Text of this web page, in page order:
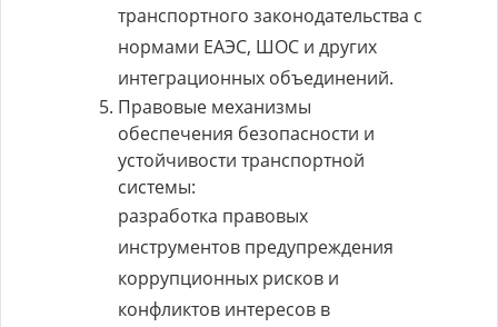
транспортного законодательства с
нормами ЕАЭС, ШОС и других
интеграционных объединений.
Правовые механизмы
обеспечения безопасности и
устойчивости транспортной
системы:
разработка правовых
инструментов предупреждения
коррупционных рисков и
конфликтов интересов в